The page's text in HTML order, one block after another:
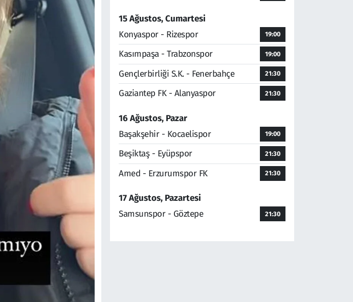
15 Ağustos, Cumartesi
Konyaspor - Rizespor
19:00
Kasımpaşa - Trabzonspor 19:00
Gençlerbirliği S.K. - Fenerbahçe 21:30
Gaziantep FK - Alanyaspor 21:30
16 Ağustos, Pazar
Başakşehir - Kocaelispor
19:00
Beşiktaş - Eyüpspor 21:30
Amed - Erzurumspor FK 21:30
17 Ağustos, Pazartesi
Samsunspor - Göztepe
21:30